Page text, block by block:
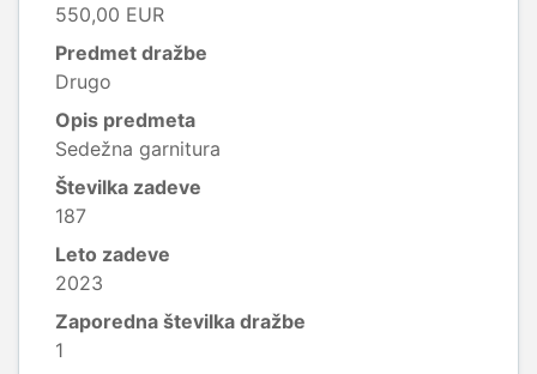
550,00 EUR
Predmet dražbe
Drugo
Opis predmeta
Sedežna garnitura
Številka zadeve
187
Leto zadeve
2023
Zaporedna številka dražbe
1